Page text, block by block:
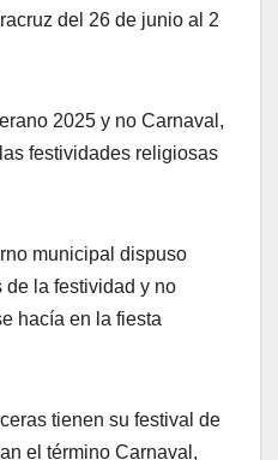
del 26 de junio al 2
2025 y no Carnaval,
festividades religiosas
municipal dispuso
la festividad y no
hacía en la fiesta
tienen su festival de
el término Carnaval,